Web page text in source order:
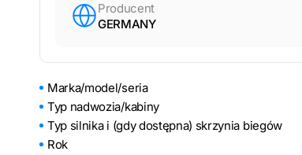
Producent
GERMANY
Marka/model/seria
Typ nadwozia/kabiny
Typ silnika i (gdy dostępna) skrzynia biegów
Rok